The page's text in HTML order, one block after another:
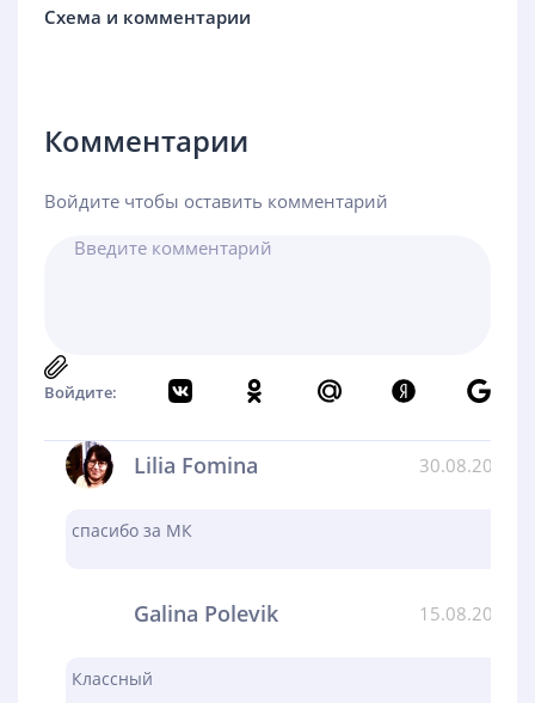
Схема и комментарии
Комментарии
Войдите чтобы оставить комментарий
Войдите:
Lilia Fomina 30.08.2024
спасибо за МК
Galina Polevik 15.08.2024
Классный